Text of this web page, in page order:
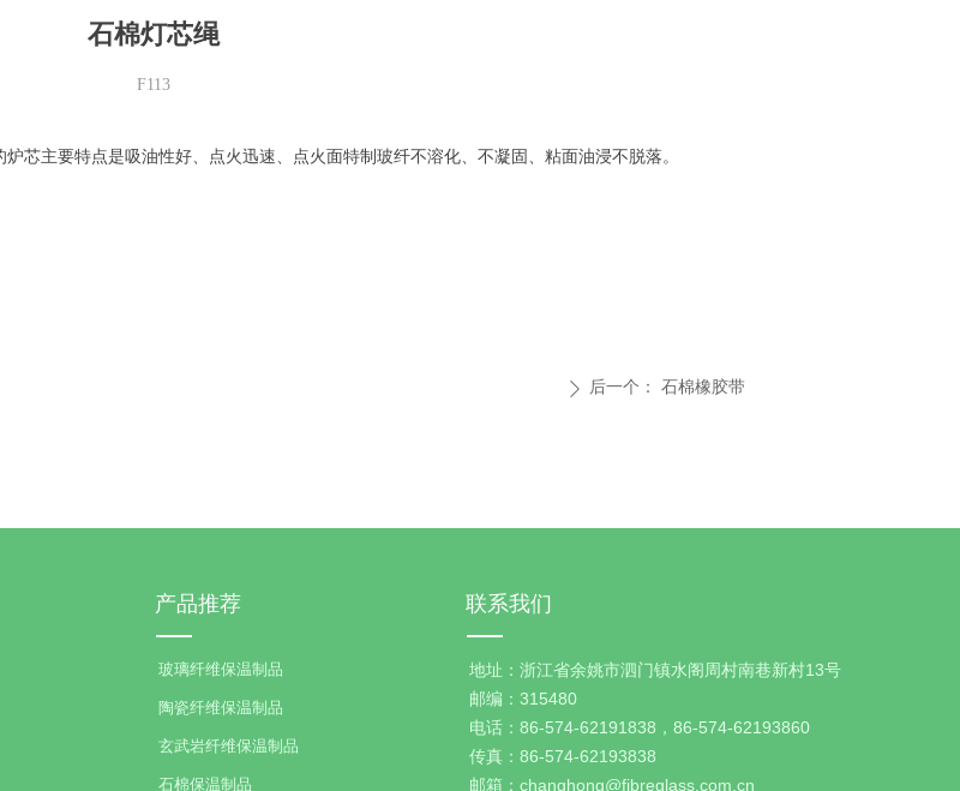
石棉灯芯绳
F113
ꄲ 后一个： 石棉橡胶带
芯主要特点是吸油性好、点火迅速、点火面特制玻纤不溶化、不凝固、粘面油浸不脱落。
产品推荐 联系我们
地址：浙江省余姚市泗门镇水阁周村南巷新村13号
邮编：315480
电话：86-574-62191838，86-574-62193860
传真：86-574-62193838
邮箱：changhong@fibreglass.com.cn
玻璃纤维保温制品
陶瓷纤维保温制品
玄武岩纤维保温制品
石棉保温制品